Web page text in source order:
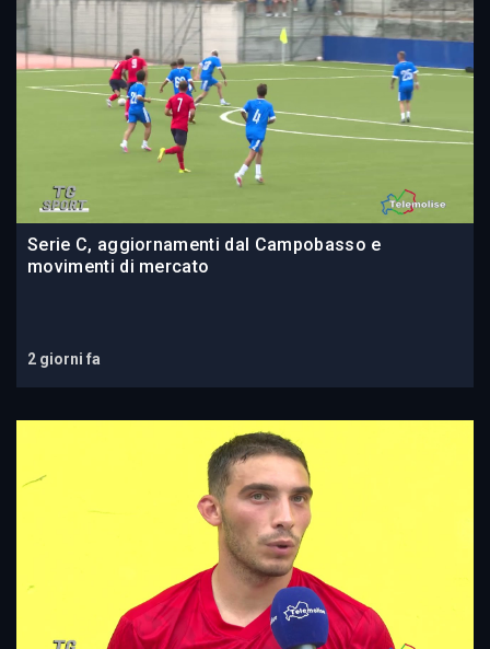
Serie C, aggiornamenti dal Campobasso e
movimenti di mercato
2 giorni fa